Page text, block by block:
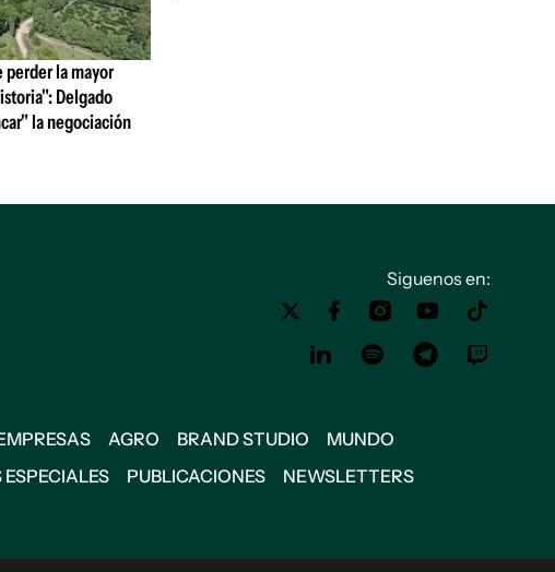
perder la mayor
Delgado
la negociación
Siguenos en:
AGRO BRAND STUDIO
MUNDO
PUBLICACIONES
NEWSLETTERS